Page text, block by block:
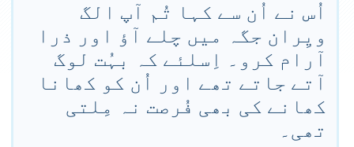
اُس نے اُن سے کہا تُم آپ الگ
ویِران جگہ میں چلے آؤ اور ذرا
آرام کرو۔ اِسلئے کہ بہُت لوگ
آتے جاتے تھے اور اُن کو کھانا
کھانے کی بھی فُرصت نہ مِلتی
تھی۔